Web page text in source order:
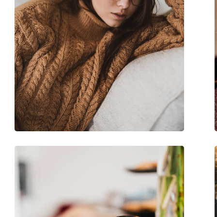
Kiegészítők
Tok:
Igen
Tisztítókendő:
Igen
Egyéb
Nem:
Kategória:
Dioptriás
Márka:
Kód:
ET17564 543 54